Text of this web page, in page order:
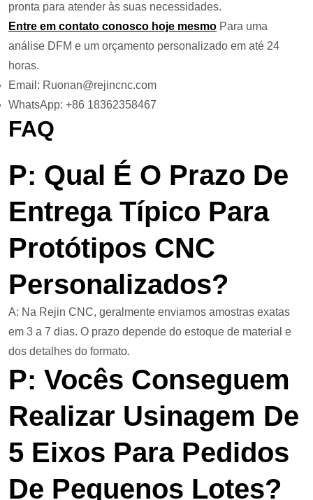
pronta para atender às suas necessidades.
Entre em contato conosco hoje mesmo Para uma
análise DFM e um orçamento personalizado em até 24
horas.
Email: Ruonan@rejincnc.com
WhatsApp: +86 18362358467
FAQ
P: Qual É O Prazo De
Entrega Típico Para
Protótipos CNC
Personalizados?
A: Na Rejin CNC, geralmente enviamos amostras exatas
em 3 a 7 dias. O prazo depende do estoque de material e
dos detalhes do formato.
P: Vocês Conseguem
Realizar Usinagem De
5 Eixos Para Pedidos
De Pequenos Lotes?